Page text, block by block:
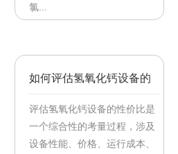
氯...
如何评估氢氧化钙设备的
性价比？
评估氢氧化钙设备的性价比是
一个综合性的考量过程，涉及
设备性能、价格、运行成本、